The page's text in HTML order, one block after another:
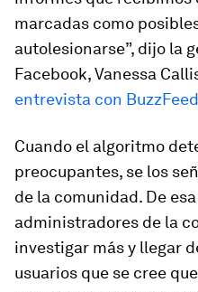
marcadas como
autolesionarse”, dijo la
Facebook, Vanessa
entrevista con
Cuando el algoritmo
preocupantes, se los
de la comunidad. De
administradores de la
investigar más y llegar
usuarios que se cree